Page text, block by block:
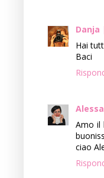
Danja
Hai
Baci
Amo il
ciao